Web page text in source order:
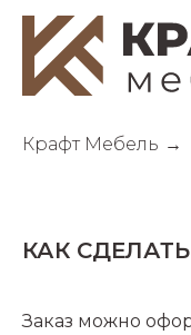
Крафт Мебель →
КАК
Заказ можно